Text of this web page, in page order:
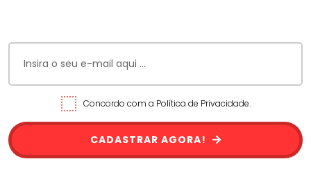
Concordo com a Política de Privacidade.
CADASTRAR AGORA!